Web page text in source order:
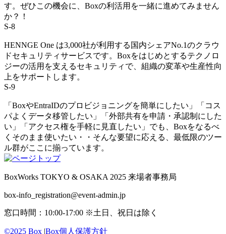
す。ぜひこの機会に、Boxの利活用を一緒に進めてみません
か？！
S-8
HENNGE One は3,000社が利用する国内シェアNo.1のクラウ
ドセキュリティサービスです。Boxをはじめとするテクノロ
ジーの活用を支えるセキュリティで、組織の変革や生産性向
上をサポートします。
S-9
「BoxやEntraIDのプロビジョニングを簡単にしたい」「コス
パよくデータ移管したい」「外部共有を申請・承認制にした
い」「アクセス権を手軽に見直したい」でも、Boxをなるべ
くそのまま使いたい・・そんな要望に応える、最低限のツー
ル群がここに揃っています。
BoxWorks TOKYO & OSAKA 2025 来場者事務局
box-info_registration@event-admin.jp
窓口時間：10:00-17:00 ※土日、祝日は除く
©2025 Box |Box個人保護方針